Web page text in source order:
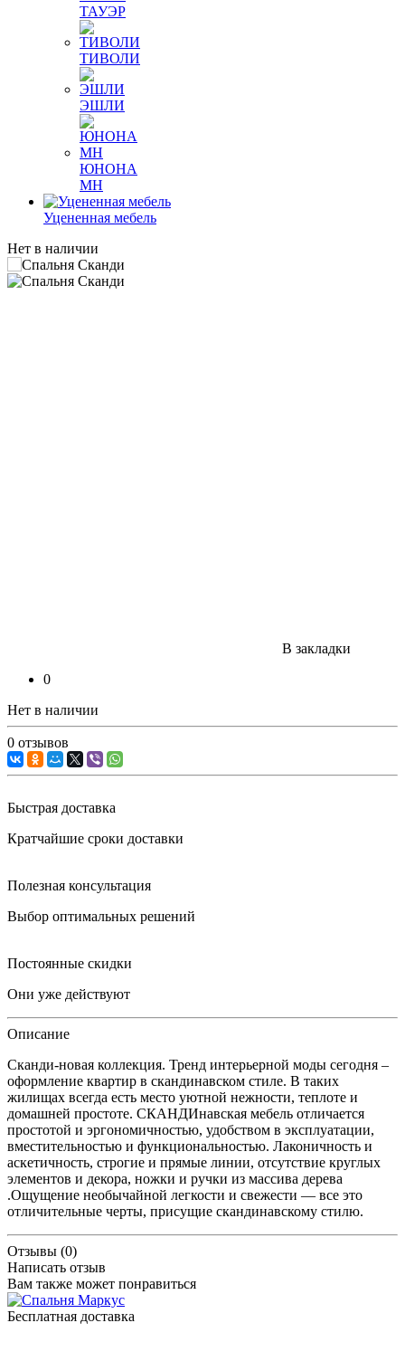
ТАУЭР
ТИВОЛИ
ЭШЛИ
ЮНОНА
МН
Уцененная мебель
Нет в наличии
В закладки
0
Нет в наличии
0 отзывов
Быстрая доставка
Кратчайшие сроки доставки
Полезная консультация
Выбор оптимальных решений
Постоянные скидки
Они уже действуют
Описание
Сканди-новая коллекция. Тренд интерьерной моды сегодня –
оформление квартир в скандинавском стиле. В таких
жилищах всегда есть место уютной нежности, теплоте и
домашней простоте. СКАНДИнавская мебель отличается
простотой и эргономичностью, удобством в эксплуатации,
вместительностью и функциональностью. Лаконичность и
аскетичность, строгие и прямые линии, отсутствие круглых
элементов и декора, ножки и ручки из массива дерева
.Ощущение необычайной легкости и свежести — все это
отличительные черты, присущие скандинавскому стилю.
Отзывы (0)
Написать отзыв
Вам также может понравиться
Бесплатная доставка